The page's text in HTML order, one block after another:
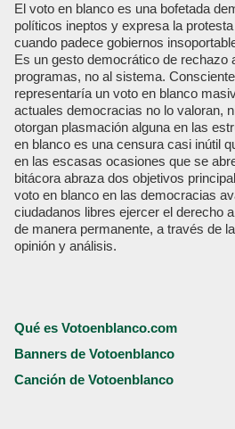
El voto en blanco es una bofetada
políticos ineptos y expresa la
cuando padece gobiernos
Es un gesto democrático de rechazo
programas, no al sistema.
representaría un voto en blanco
actuales democracias no lo valoran,
otorgan plasmación alguna en las
en blanco es una censura casi inútil
en las escasas ocasiones que se
bitácora abraza dos objetivos
voto en blanco en las democracias
ciudadanos libres ejercer el derecho
de manera permanente, a través de
opinión y análisis.
Qué es Votoenblanco.com
Banners de Votoenblanco
Canción de Votoenblanco